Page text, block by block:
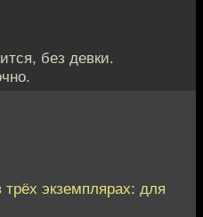
без девки.
экземплярах: для